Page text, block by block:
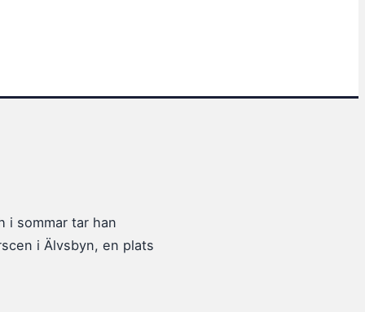
i sommar tar han
i Älvsbyn, en plats